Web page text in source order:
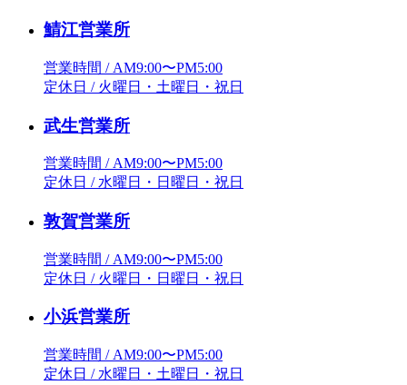
鯖江営業所
営業時間 / AM9:00〜PM5:00
定休日 / 火曜日・土曜日・祝日
武生営業所
営業時間 / AM9:00〜PM5:00
定休日 / 水曜日・日曜日・祝日
敦賀営業所
営業時間 / AM9:00〜PM5:00
定休日 / 火曜日・日曜日・祝日
小浜営業所
営業時間 / AM9:00〜PM5:00
定休日 / 水曜日・土曜日・祝日